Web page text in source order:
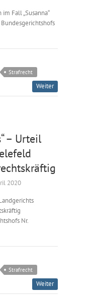
Fall „Susanna“
Strafrecht
Weiter
– Urteil
2020
Nr.
Strafrecht
Weiter